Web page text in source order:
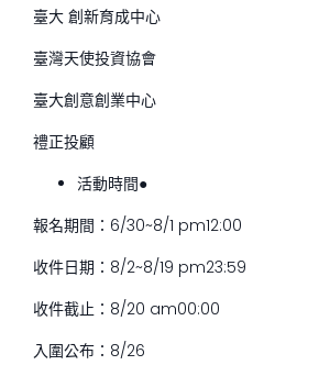
臺大 創新育成中心
臺灣天使投資協會
臺大創意創業中心
禮正投顧
活動時間●
報名期間：6/30~8/1 pm12:00
收件日期：8/2~8/19 pm23:59
收件截止：8/20 am00:00
入圍公布：8/26